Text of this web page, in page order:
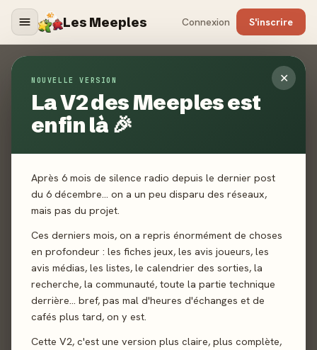
Les Meeples Connexion S'inscrire
✕
NOUVELLE VERSION
La V2 des Meeples est
enfin là 🎉
Après 6 mois de silence radio depuis le dernier post
du 6 décembre… on a un peu disparu des réseaux,
mais pas du projet.
Ces derniers mois, on a repris énormément de choses
en profondeur : les fiches jeux, les avis joueurs, les
avis médias, les listes, le calendrier des sorties, la
recherche, la communauté, toute la partie technique
derrière… bref, pas mal d'heures d'échanges et de
cafés plus tard, on y est.
Cette V2, c'est une version plus claire, plus complète,
Contact
ACCUEIL CONTACT
toute autre demande ? Envoyez-nous un mail, nous vous
répondrons dans les plus brefs délais.